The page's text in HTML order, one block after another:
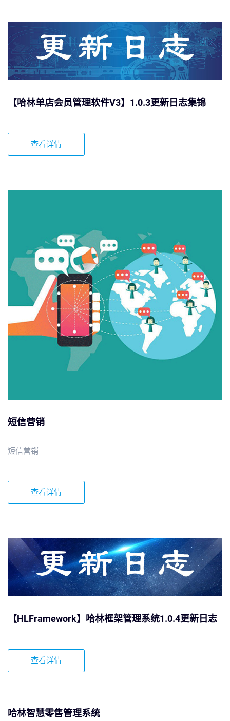
【哈林单店会员管理软件V3】1.0.3更新日志集锦
查看详情
短信营销
短信营销
查看详情
【HLFramework】哈林框架管理系统1.0.4更新日志
查看详情
哈林智慧零售管理系统